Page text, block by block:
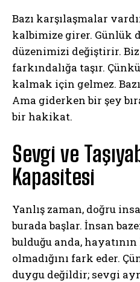
Bazı karşılaşmalar
kalbimize girer. Günlük
düzenimizi değiştirir.
farkındalığa taşır.
kalmak için gelmez.
Ama giderken bir şey
bir hakikat.
Sevgi ve
Kapasitesi
Yanlış zaman, doğru
burada başlar. İnsan
bulduğu anda, hayatının
olmadığını fark eder.
duygu değildir; sevgi